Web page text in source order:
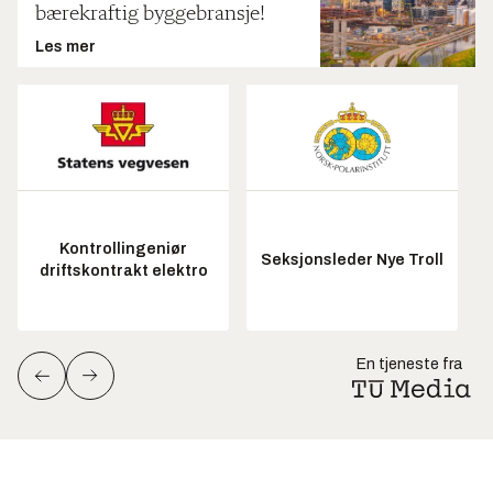
bærekraftig byggebransje!
Les mer
Kontrollingeniør
driftskontrakt elektro
Seksjonsleder Nye Troll
En tjeneste fra